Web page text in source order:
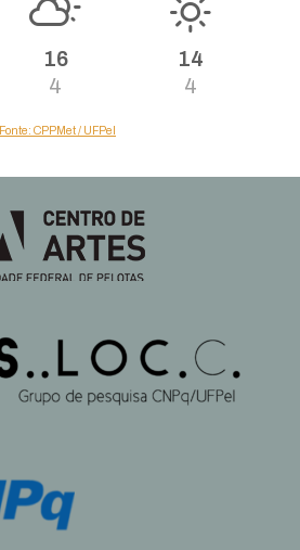
16
4
14
4
Fonte: CPPMet / UFPel